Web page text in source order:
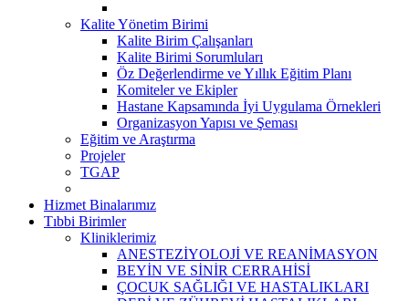
Kalite Yönetim Birimi
Kalite Birim Çalışanları
Kalite Birimi Sorumluları
Öz Değerlendirme ve Yıllık Eğitim Planı
Komiteler ve Ekipler
Hastane Kapsamında İyi Uygulama Örnekleri
Organizasyon Yapısı ve Şeması
Eğitim ve Araştırma
Projeler
TGAP
Hizmet Binalarımız
Tıbbi Birimler
Kliniklerimiz
ANESTEZİYOLOJİ VE REANİMASYON
BEYİN VE SİNİR CERRAHİSİ
ÇOCUK SAĞLIĞI VE HASTALIKLARI